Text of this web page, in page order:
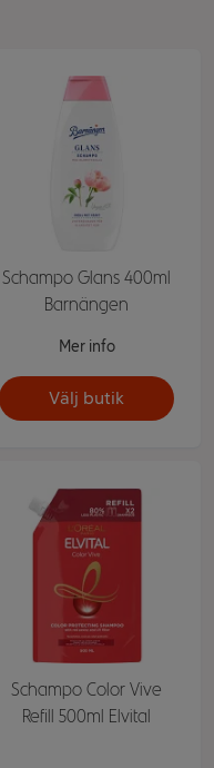
Schampo Glans 400ml
Barnängen
Mer info
Välj butik
Schampo Color Vive
Refill 500ml Elvital